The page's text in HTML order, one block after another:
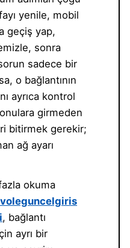
yenile, mobil
geçiş yap,
sonra
sadece bir
o bağlantının
ayrıca kontrol
girmeden
bitirmek gerekir;
ağ ayarı
okuma
, bağlantı
ayrı bir